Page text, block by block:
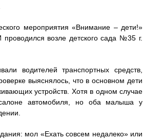
мероприятия «Внимание – дети!»
возле детского сада №35 г.
водителей транспортных средств,
выяснялось, что в основном дети
устройств. Хотя в одном случае
автомобиля, но оба малыша у
мол «Ехать совсем недалеко» или